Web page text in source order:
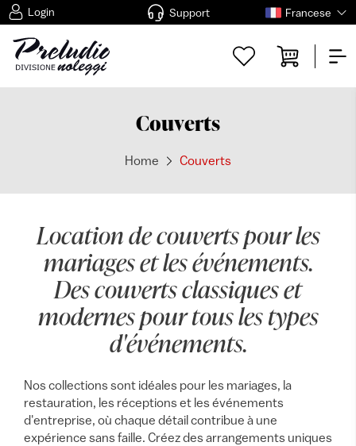
Login Support Francese
Couverts
Home Couverts
Location de couverts pour les
mariages et les événements.
Des couverts classiques et
modernes pour tous les types
d'événements.
Nos collections sont idéales pour les mariages, la
restauration, les réceptions et les événements
d'entreprise, où chaque détail contribue à une
expérience sans faille. Créez des arrangements uniques